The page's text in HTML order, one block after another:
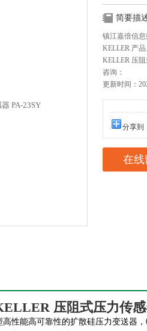
简要描
镇江嘉倍信
KELLER 产
KELLER 压
咨询：
更新时间：
分享到
在线
压阻式压力传感
性能高可靠性的扩散硅压力变送器